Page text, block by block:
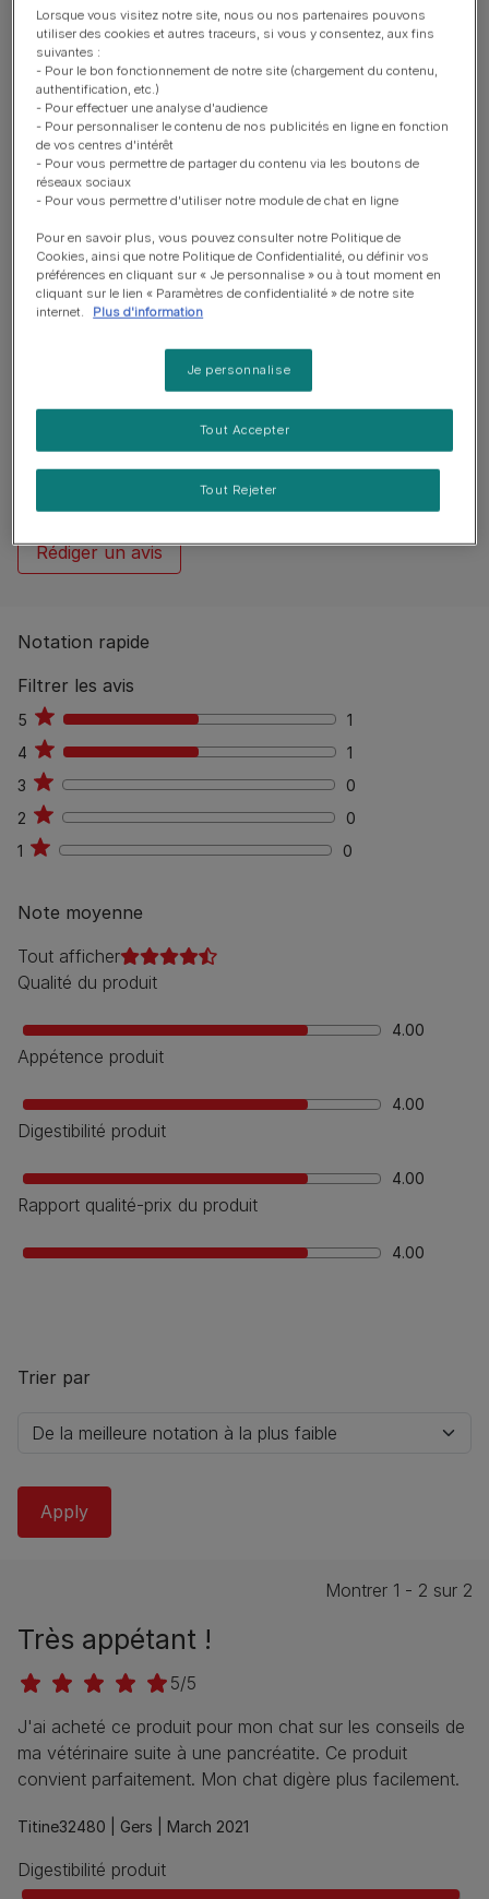
Apports lipidiques et énergétiques modérés, pour
aider à maintenir un poids corporel idéal.
En savoir plus
Présentation du produit
Ingrédients et nutrition
Guide d’alimentation
Reviews
%
Rédiger un avis
Notation rapide
Filtrer les avis
5 1
1
4
1
1
3
0
0
2
0
0
1
0 0
Note moyenne
Tout afficher
Qualité du produit
4.00
Appétence produit
4.00
Digestibilité produit
4.00
Rapport qualité-prix du produit
4.00
Trier par
Montrer 1 - 2 sur 2
Très appétant !
5/5
J'ai acheté ce produit pour mon chat sur les conseils de
ma vétérinaire suite à une pancréatite. Ce produit
convient parfaitement. Mon chat digère plus facilement.
Titine32480 | Gers | March 2021
Digestibilité produit
Lorsque vous visitez notre site, nous ou nos partenaires pouvons
utiliser des cookies et autres traceurs, si vous y consentez, aux fins
suivantes :
- Pour le bon fonctionnement de notre site (chargement du contenu,
authentification, etc.)
- Pour effectuer une analyse d'audience
- Pour personnaliser le contenu de nos publicités en ligne en fonction
de vos centres d'intérêt
- Pour vous permettre de partager du contenu via les boutons de
réseaux sociaux
- Pour vous permettre d'utiliser notre module de chat en ligne
Pour en savoir plus, vous pouvez consulter notre Politique de
Cookies, ainsi que notre Politique de Confidentialité, ou définir vos
préférences en cliquant sur « Je personnalise » ou à tout moment en
cliquant sur le lien « Paramètres de confidentialité » de notre site
internet.
Plus d'information
Je personnalise
Tout Rejeter
Tout Accepter